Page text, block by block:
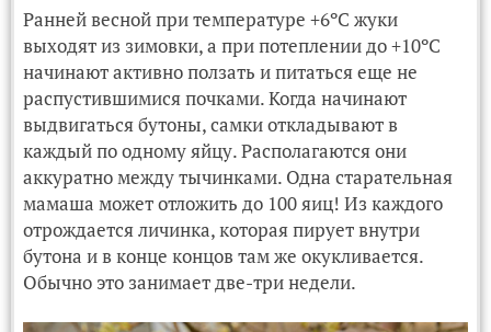
Ранней весной при температуре +6ºС жуки
выходят из зимовки, а при потеплении до +10ºС
начинают активно ползать и питаться еще не
распустившимися почками. Когда начинают
выдвигаться бутоны, самки откладывают в
каждый по одному яйцу. Располагаются они
аккуратно между тычинками. Одна старательная
мамаша может отложить до 100 яиц! Из каждого
отрождается личинка, которая пирует внутри
бутона и в конце концов там же окукливается.
Обычно это занимает две-три недели.